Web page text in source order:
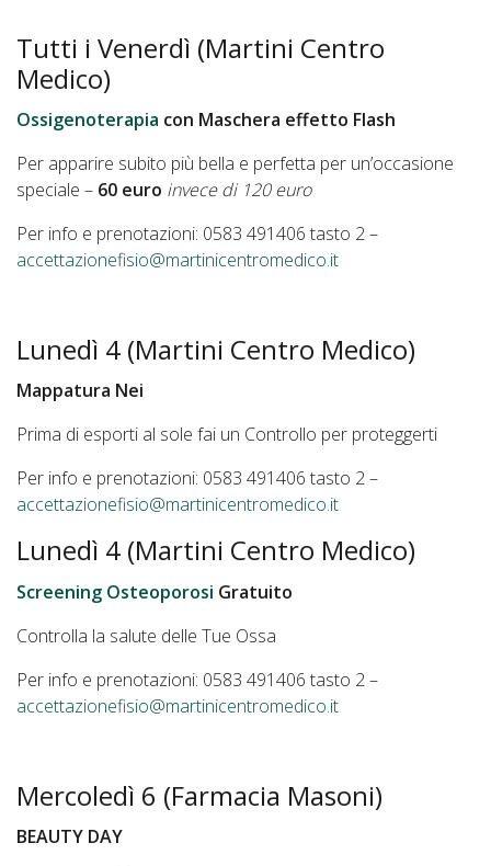
Tutti i Venerdì (Martini Centro
Medico)
Ossigenoterapia con Maschera effetto Flash
Per apparire subito più bella e perfetta per un’occasione
speciale – 60 euro invece di 120 euro
Per info e prenotazioni: 0583 491406 tasto 2 –
accettazionefisio@martinicentromedico.it
Lunedì 4 (Martini Centro Medico)
Mappatura Nei
Prima di esporti al sole fai un Controllo per proteggerti
Per info e prenotazioni: 0583 491406 tasto 2 –
accettazionefisio@martinicentromedico.it
Lunedì 4 (Martini Centro Medico)
Screening Osteoporosi Gratuito
Controlla la salute delle Tue Ossa
Per info e prenotazioni: 0583 491406 tasto 2 –
accettazionefisio@martinicentromedico.it
Mercoledì 6 (Farmacia Masoni)
BEAUTY DAY